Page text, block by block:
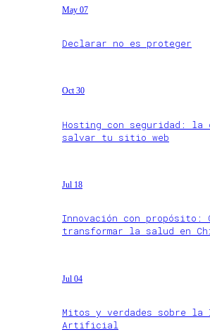
May 07
Declarar no es proteger
Oct 30
Hosting con seguridad: la
salvar tu sitio web
Jul 18
Innovación con propósito:
transformar la salud en
Jul 04
Mitos y verdades sobre
Artificial